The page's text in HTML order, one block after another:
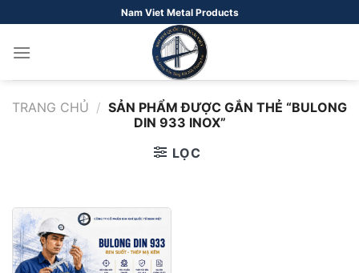
qua
nội
Nam Viet Metal Products
TRANG CHỦ / SẢN PHẨM ĐƯỢC GẮN THẺ “BULONG
DIN 933 INOX”
LỌC